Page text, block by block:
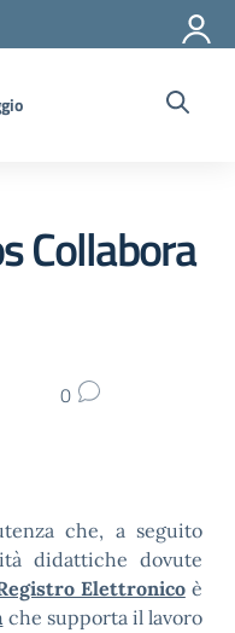
Collabora
0
che, a seguito
didattiche dovute
Elettronicoè
che supporta il lavoro